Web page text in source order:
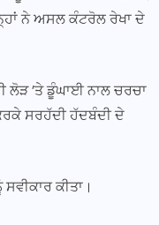
ਨੇ ਅਸਲ ਕੰਟਰੋਲ ਰੇਖਾ ਦੇ
ਲੋੜ ’ਤੇ ਡੂੰਘਾਈ ਨਾਲ ਚਰਚਾ
ਸਰਹੱਦੀ ਹੱਦਬੰਦੀ ਦੇ
ਕੀਤਾ।